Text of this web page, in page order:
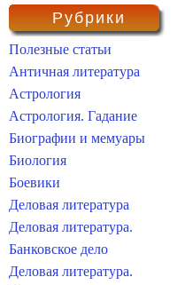
Рубрики
Полезные статьи
Античная литература
Астрология
Астрология. Гадание
Биографии и мемуары
Биология
Боевики
Деловая литература
Деловая литература.
Банковское дело
Деловая литература.